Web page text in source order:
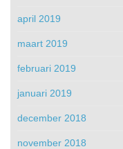
april 2019
maart 2019
februari 2019
januari 2019
december 2018
november 2018